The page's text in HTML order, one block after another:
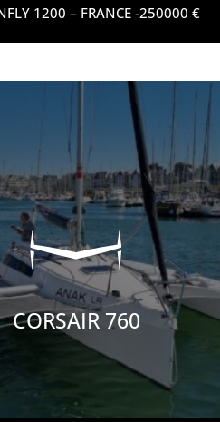
1200 – FRANCE -250000 €
CORSAIR 760